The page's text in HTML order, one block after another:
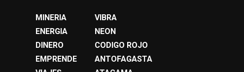
MINERIA
ENERGIA
DINERO
EMPRENDE
VIBRA
NEON
CODIGO ROJO
ANTOFAGASTA